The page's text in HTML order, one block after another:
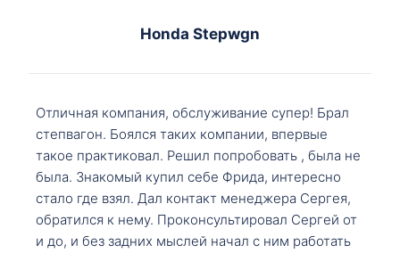
Honda Stepwgn
Отличная компания, обслуживание супер! Брал
степвагон. Боялся таких компании, впервые
такое практиковал. Решил попробовать , была не
была. Знакомый купил себе Фрида, интересно
стало где взял. Дал контакт менеджера Сергея,
обратился к нему. Проконсультировал Сергей от
и до, и без задних мыслей начал с ним работать